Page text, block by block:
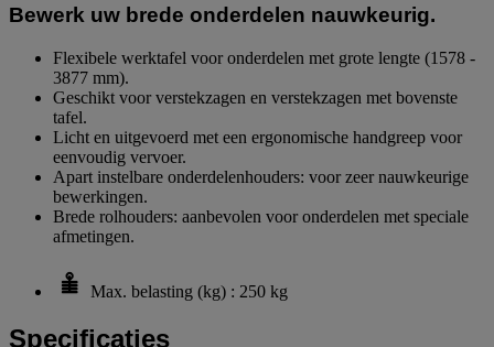
Bewerk uw brede onderdelen nauwkeurig.
Flexibele werktafel voor onderdelen met grote lengte (1578 -
3877 mm).
Geschikt voor verstekzagen en verstekzagen met bovenste
tafel.
Licht en uitgevoerd met een ergonomische handgreep voor
eenvoudig vervoer.
Apart instelbare onderdelenhouders: voor zeer nauwkeurige
bewerkingen.
Brede rolhouders: aanbevolen voor onderdelen met speciale
afmetingen.
Max. belasting (kg) : 250 kg
Specificaties